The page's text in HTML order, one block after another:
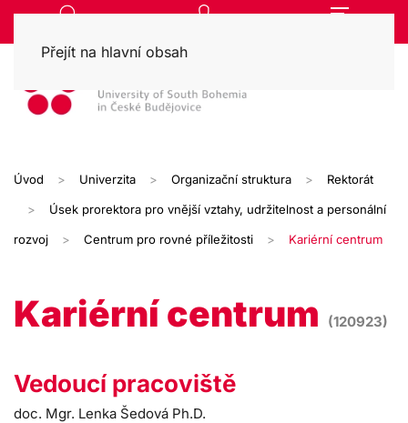
Přejít na hlavní obsah
Úvod Univerzita Organizační struktura Rektorát
Úsek prorektora pro vnější vztahy, udržitelnost a personální
rozvoj Centrum pro rovné příležitosti Kariérní centrum
Kariérní centrum (120923)
Vedoucí pracoviště
doc. Mgr. Lenka Šedová Ph.D.